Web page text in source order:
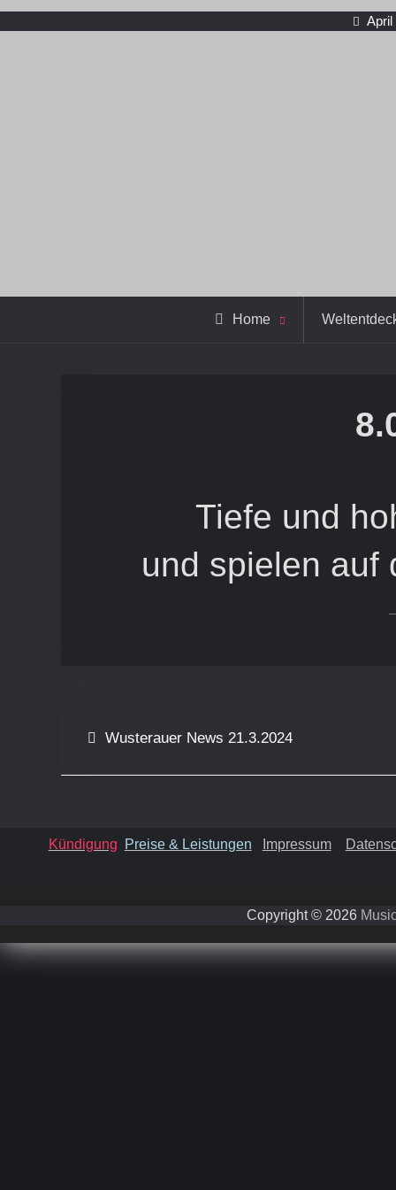
April
Home
Tiefe und
und spielen auf
Beitragsnavigation
Wusterauer News 21.3.2024
Kündigung Preise & Leistungen Impressum
Copyright © 2026